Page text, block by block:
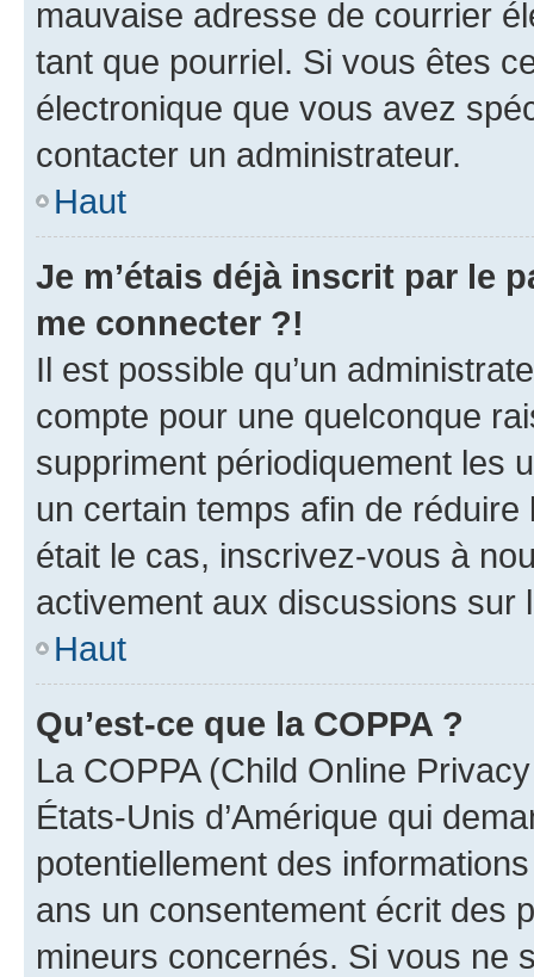
mauvaise adresse de courrier
tant que pourriel. Si vous êtes
électronique que vous avez
contacter un administrateur.
Haut
Je m’étais déjà inscrit par le
me connecter ?!
Il est possible qu’un
compte pour une quelconque
suppriment périodiquement les
un certain temps afin de
était le cas, inscrivez-vous à
activement aux discussions sur
Haut
Qu’est-ce que la COPPA ?
La COPPA (Child Online
États-Unis d’Amérique qui
potentiellement des
ans un consentement écrit des
mineurs concernés. Si vous ne